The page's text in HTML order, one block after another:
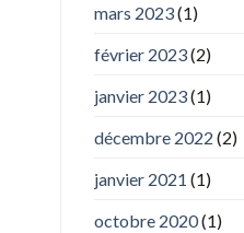
mars 2023(1)
février 2023(2)
janvier 2023(1)
décembre 2022 (2)
janvier 2021 (1)
octobre 2020(1)